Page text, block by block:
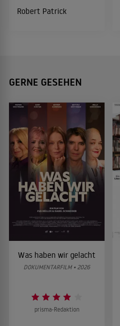
Robert Patrick
GERNE GESEHEN
Was haben wir gelacht
DOKUMENTARFILM • 2026
prisma-Redaktion